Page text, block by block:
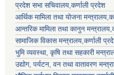
प्रदेश सभा सचिवालय,कर्णाली प्रदेश
आर्थिक मामिला तथा योजना
आन्तरिक मामिला तथा कानुन
सामाजिक विकास मन्त्रालय,कर्णाली
भुमि व्यवस्था, कृषि तथा सहकारी
उद्योग, पर्यटन, वन तथा वातावरण